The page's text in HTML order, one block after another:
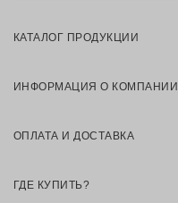
КАТАЛОГ ПРОДУКЦИИ
ИНФОРМАЦИЯ О КОМПАНИИ
ОПЛАТА И ДОСТАВКА
ГДЕ КУПИТЬ?